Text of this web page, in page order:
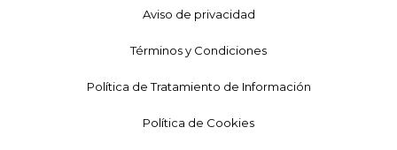
Aviso de privacidad
Términos y Condiciones
Política de Tratamiento de Información
Política de Cookies